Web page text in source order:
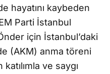
hayatını kaybeden
Parti İstanbul
için İstanbul’daki
(AKM) anma töreni
ve saygı